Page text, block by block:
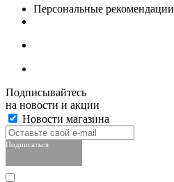
Персональные рекомендации
Подписывайтесь
на новости и акции
Новости магазина
Подписаться